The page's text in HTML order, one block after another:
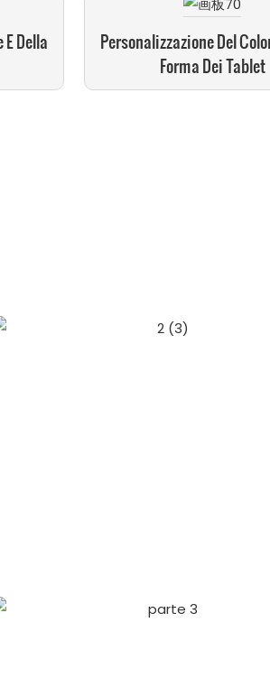
Della
Personalizzazione Del
Forma Dei Tablet